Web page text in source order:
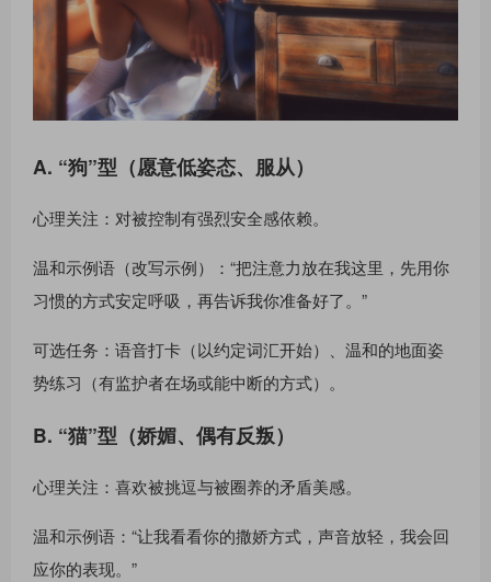
A. “狗”型（愿意低姿态、服从）
心理关注：对被控制有强烈安全感依赖。
温和示例语（改写示例）：“把注意力放在我这里，先用你
习惯的方式安定呼吸，再告诉我你准备好了。”
可选任务：语音打卡（以约定词汇开始）、温和的地面姿
势练习（有监护者在场或能中断的方式）。
B. “猫”型（娇媚、偶有反叛）
心理关注：喜欢被挑逗与被圈养的矛盾美感。
温和示例语：“让我看看你的撒娇方式，声音放轻，我会回
应你的表现。”